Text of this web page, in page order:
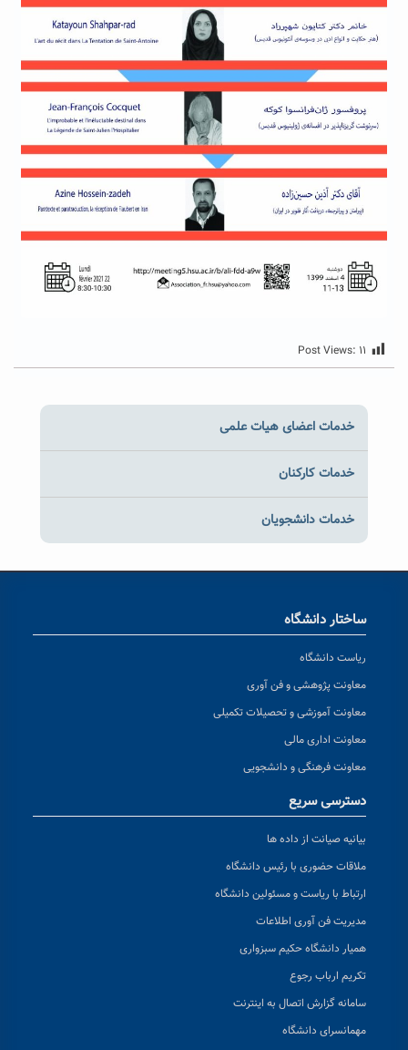
Post Views: ۱۱
خدمات اعضای هیات علمی
خدمات کارکنان
خدمات دانشجویان
ساختار دانشگاه
ریاست دانشگاه
معاونت پژوهشی و فن آوری
معاونت آموزشی و تحصیلات تکمیلی
معاونت اداری مالی
معاونت فرهنگی و دانشجویی
دسترسی سریع
بیانیه صیانت از داده ها
ملاقات حضوری با رئیس دانشگاه
ارتباط با ریاست و مسئولین دانشگاه
مدیریت فن آوری اطلاعات
همیار دانشگاه حکیم سبزواری
تکریم ارباب رجوع
سامانه گزارش اتصال به اینترنت
مهمانسرای دانشگاه